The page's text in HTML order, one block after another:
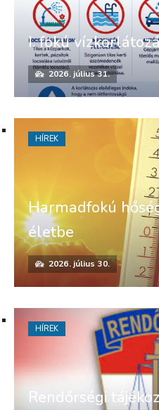
I. fokú
2026. július 31.
Harmadfokú
életbe
2026. július 30.
HÍREK
Rendőrségi
HÍREK